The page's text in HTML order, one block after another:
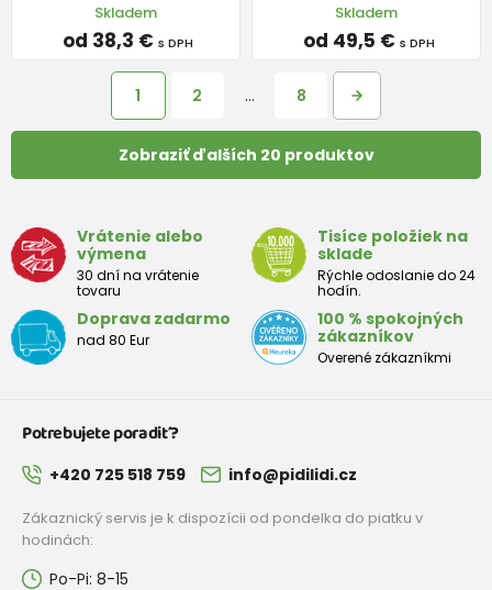
Skladem
od 38,3 € s DPH
Skladem
od 49,5 € s DPH
1 2 … 8
Zobraziť ďalších 20 produktov
Vrátenie alebo
výmena
30 dní na vrátenie
tovaru
Tisíce položiek na
sklade
Rýchle odoslanie do 24
hodín.
Doprava zadarmo
nad 80 Eur
100 % spokojných
zákazníkov
Overené zákazníkmi
Potrebujete poradiť?
+420 725 518 759 info@pidilidi.cz
Zákaznický servis je k dispozícii od pondelka do piatku v
hodinách:
Po-Pi: 8-15